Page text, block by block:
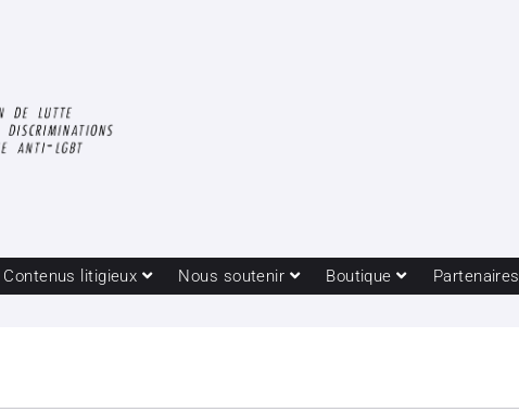
Contenus litigieux Nous soutenir Boutique Partenaires